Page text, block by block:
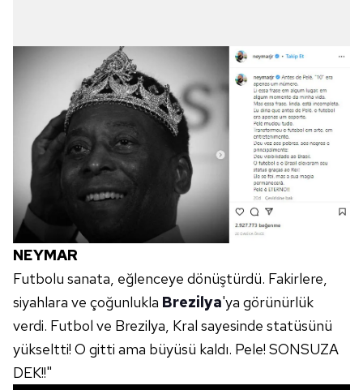
NEYMAR
Futbolu sanata, eğlenceye dönüştürdü. Fakirlere,
siyahlara ve çoğunlukla Brezilya'ya görünürlük
verdi. Futbol ve Brezilya, Kral sayesinde statüsünü
yükseltti! O gitti ama büyüsü kaldı. Pele! SONSUZA
DEK!!"